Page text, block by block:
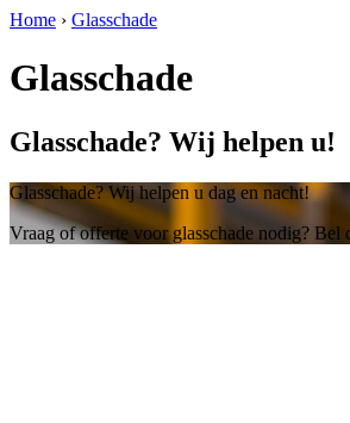
Home › Glasschade
Glasschade
Glasschade? Wij helpen u!
Glasschade? Wij helpen u dag en nacht!
Vraag of offerte voor glasschade nodig? Bel